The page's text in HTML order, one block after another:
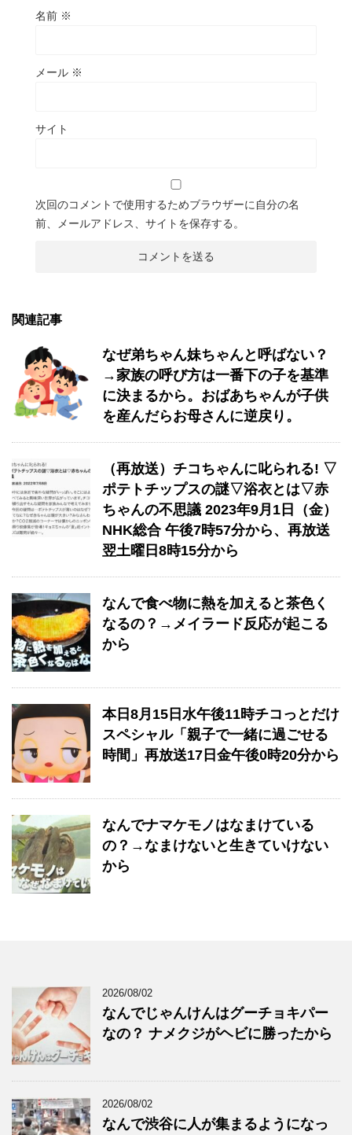
名前 ※
メール ※
サイト
次回のコメントで使用するためブラウザーに自分の名
前、メールアドレス、サイトを保存する。
関連記事
なぜ弟ちゃん妹ちゃんと呼ばない？
→家族の呼び方は一番下の子を基準
に決まるから。おばあちゃんが子供
を産んだらお母さんに逆戻り。
（再放送）チコちゃんに叱られる! ▽
ポテトチップスの謎▽浴衣とは▽赤
ちゃんの不思議 2023年9月1日（金）
NHK総合 午後7時57分から、再放送
翌土曜日8時15分から
なんで食べ物に熱を加えると茶色く
なるの？→メイラード反応が起こる
から
本日8月15日水午後11時チコっとだけ
スペシャル「親子で一緒に過ごせる
時間」再放送17日金午後0時20分から
なんでナマケモノはなまけている
の？→なまけないと生きていけない
から
2026/08/02
なんでじゃんけんはグーチョキパー
なの？ ナメクジがヘビに勝ったから
2026/08/02
なんで渋谷に人が集まるようになっ